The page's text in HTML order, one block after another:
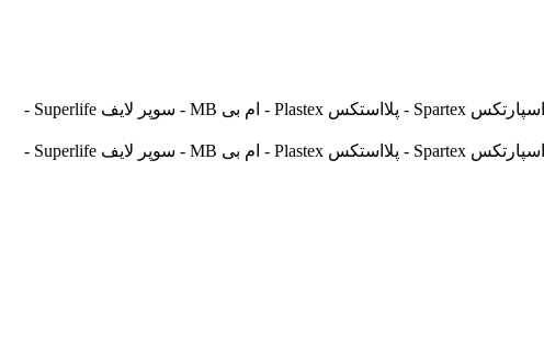
آسیالنت Asilent - جهانلنت Jahanlent - ایرانلنت Iranlent - پارس Pars - برنتا Brenta - آریتما Aritma - آفورتیس Afortis - فریکسا Frixa - اسپارتکس Spartex - پلااستکس Plastex - ام بی MB - سوپر لایف Superlife -
آسیالنت Asilent - جهانلنت Jahanlent - ایرانلنت Iranlent - پارس Pars - برنتا Brenta - آریتما Aritma - آفورتیس Afortis - فریکسا Frixa - اسپارتکس Spartex - پلااستکس Plastex - ام بی MB - سوپر لایف Superlife -